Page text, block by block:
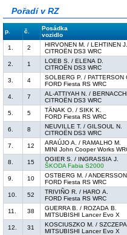
Pořadí v RZ
p. č.
Posádka
vozidlo
1.
2
HIRVONEN M. / LEHTINEN J.
CITROËN DS3 WRC
2.
1
LOEB S. / ELENA D.
CITROËN DS3 WRC
3.
4
SOLBERG P. / PATTERSON
FORD Fiesta RS WRC
4.
7
AL-ATTIYAH N. /
CITROËN DS3 WRC
5.
5
TÄNAK O. / SIKK K.
FORD Fiesta RS WRC
6.
8
NEUVILLE T. / GILSOUL N.
CITROËN DS3 WRC
7.
12
ARAÚJO A. / RAMALHO M.
MINI John Cooper Works
8.
15
OGIER S. / INGRASSIA J.
ŠKODA Fabia S2000
9.
10
OSTBERG M. /
FORD Fiesta RS WRC
10.
52
TRIVIÑO R. / HARO A.
FORD Fiesta RS WRC
11.
38
GUERRA B. / ROZADA B.
MITSUBISHI Lancer Evo X
12.
31
KOSCIUSZKO M. /
MITSUBISHI Lancer Evo X